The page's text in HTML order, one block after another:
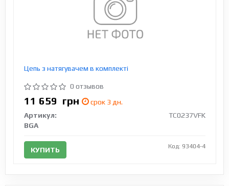
Цепь з натягувачем в комплекті
0 отзывов
11 659 грн
срок 3 дн.
Артикул:
TC0237VFK
BGA
КУПИТЬ Код: 93404-4